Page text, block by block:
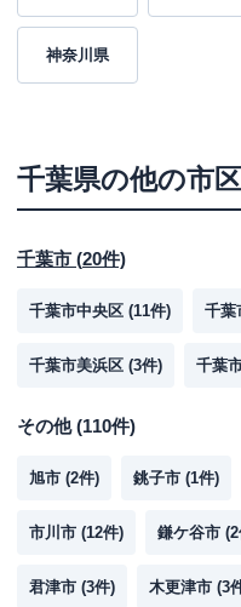
神奈川県
千葉県の他の市
千葉市 (20件)
千葉市中央区 (11件) 千葉
千葉市美浜区 (3件) 千葉
その他(110件)
旭市 (2件) 銚子市 (1件)
市川市 (12件) 鎌ケ谷市 (2
君津市 (3件) 木更津市 (3